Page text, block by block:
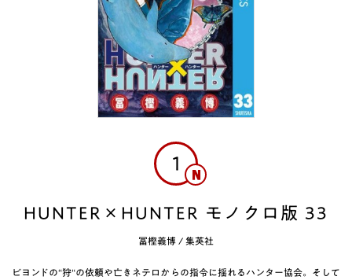
1
HUNTER×HUNTER モノクロ版 33
冨樫義博 / 集英社
ビヨンドの“狩“の依頼や亡きネテロからの指令に揺れるハンター協会。そして